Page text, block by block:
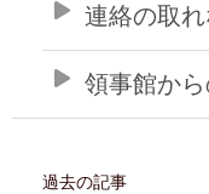
連絡の取
領事館か
過去の記事